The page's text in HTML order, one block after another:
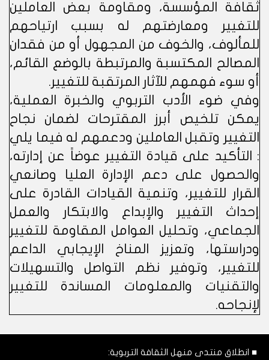
ثقافة المؤسسة، ومقاومة بعض العاملين
للتغيير ومعارضتهم له بسبب ارتياحهم
للمألوف، والخوف من المجهول أو من فقدان
المصالح المكتسبة والمرتبطة بالوضع القائم،
أو سوء فهمهم للآثار المرتقبة للتغيير.
وفي ضوء الأدب التربوي والخبرة العملية،
يمكن تلخيص أبرز المقترحات لضمان نجاح
التغيير وتقبل العاملين ودعمهم له فيما يلي
: التأكيد على قيادة التغيير عوضاً عن إدارته،
والحصول على دعم الإدارة العليا وصانعي
القرار للتغيير، وتنمية القيادات القادرة على
إحداث التغيير والإبداع والابتكار والعمل
الجماعي، وتحليل العوامل المقاومة للتغيير
ودراستها، وتعزيز المناخ الإيجابي الداعم
للتغيير، وتوفير نظم التواصل والتسهيلات
والتقنيات والمعلومات المساندة للتغيير
لإنجاحه.
■ انطلاق منتدى منهل الثقافة التربوية: